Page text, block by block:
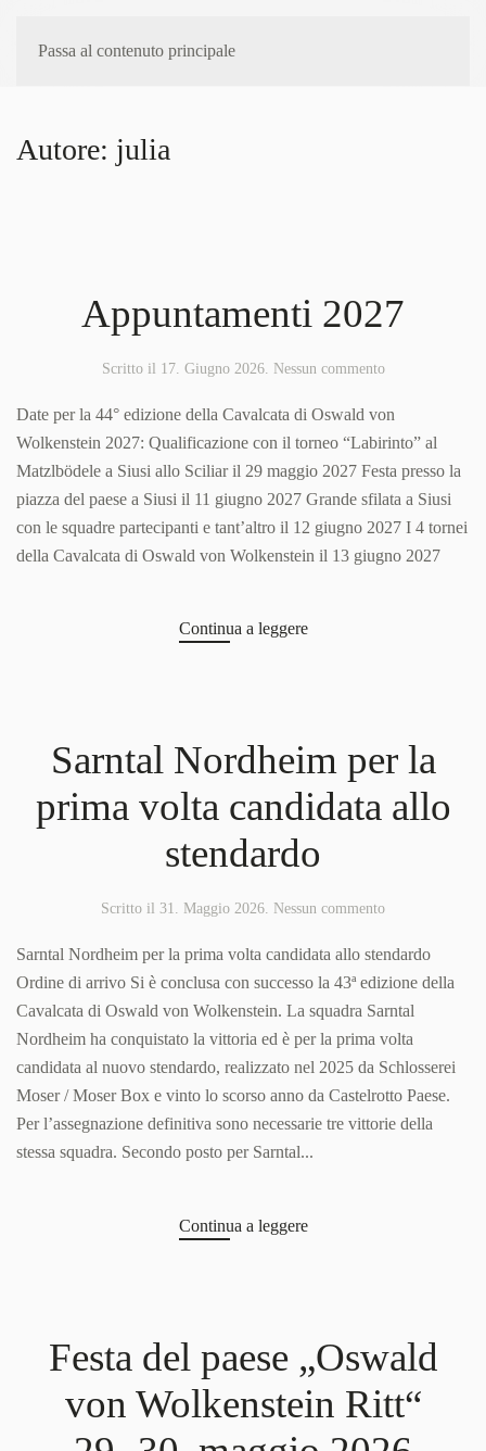
Passa al contenuto principale
Autore: julia
Appuntamenti 2027
Scritto il 17. Giugno 2026. Nessun commentosu
2027
Date per la 44° edizione della Cavalcata di Oswald von
Wolkenstein 2027: Qualificazione con il torneo “Labirinto” al
Matzlbödele a Siusi allo Sciliar il 29 maggio 2027 Festa presso la
piazza del paese a Siusi il 11 giugno 2027 Grande sfilata a Siusi
con le squadre partecipanti e tant’altro il 12 giugno 2027 I 4 tornei
della Cavalcata di Oswald von Wolkenstein il 13 giugno 2027
Continua a leggere
Sarntal Nordheim per la
prima volta candidata allo
stendardo
Scritto il 31. Maggio 2026. Nessun commentosu
Nordheim
la
prima
volta
allo
stendardo
Sarntal Nordheim per la prima volta candidata allo stendardo
Ordine di arrivo Si è conclusa con successo la 43ª edizione della
Cavalcata di Oswald von Wolkenstein. La squadra Sarntal
Nordheim ha conquistato la vittoria ed è per la prima volta
candidata al nuovo stendardo, realizzato nel 2025 da Schlosserei
Moser / Moser Box e vinto lo scorso anno da Castelrotto Paese.
Per l’assegnazione definitiva sono necessarie tre vittorie della
stessa squadra. Secondo posto per Sarntal...
Continua a leggere
Festa del paese „Oswald
von Wolkenstein Ritt“